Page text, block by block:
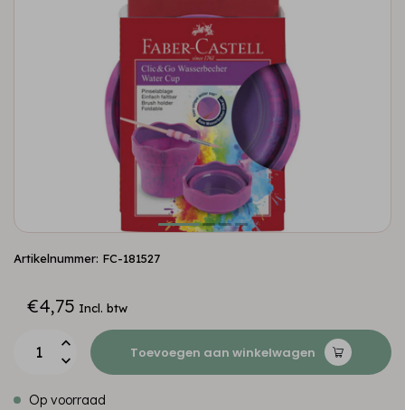
Artikelnummer: FC-181527
€4,75 Incl. btw
Toevoegen aan winkelwagen
Op voorraad